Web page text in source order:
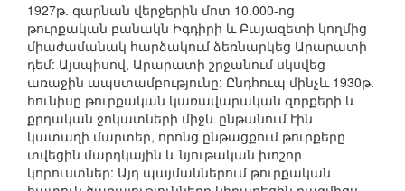
1927թ. գարնան վերջերին մոտ 10.000-ոց
թուրքական բանակն Իգդիրի և Բայազետի կողմից
միաժամանակ հարձակում ձեռնարկեց Արարատի
դեմ: Այսպիսով, Արարատի շրջանում սկսվեց
առաջին ապստամբությունը: Ընդհուպ մինչև 1930թ.
հունիսը թուրքական կառավարական զորքերի և
քրդական ջոկատների միջև ընթանում էին
կատաղի մարտեր, որոնց ընթացքում թուրքերը
տվեցին մարդկային և նյութական խոշոր
կորուստներ: Այդ պայմաններում թուրքական